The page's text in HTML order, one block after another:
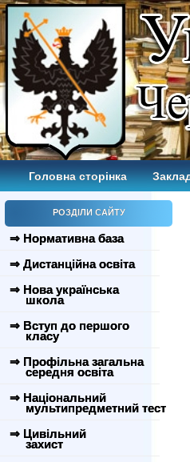
Головна сторінка
РОЗДІЛИ САЙТУ
⇒ Нормативна база
⇒ Дистанційна освіта
⇒ Нова українська
школа
⇒ Вступ до першого
класу
⇒ Профільна загальна
середня освіта
⇒ Національний
мультипредметний тест
⇒ Цивільний
захист